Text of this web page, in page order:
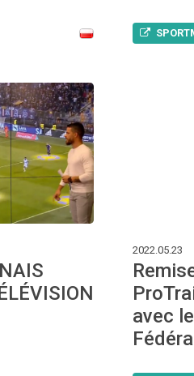
2022.05.23
avec